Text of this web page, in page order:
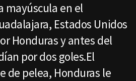
mayúscula en el
Estados Unidos
Honduras y antes del
por dos goles.El
de pelea, Honduras le